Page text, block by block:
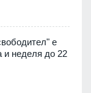
е
и неделя до 22